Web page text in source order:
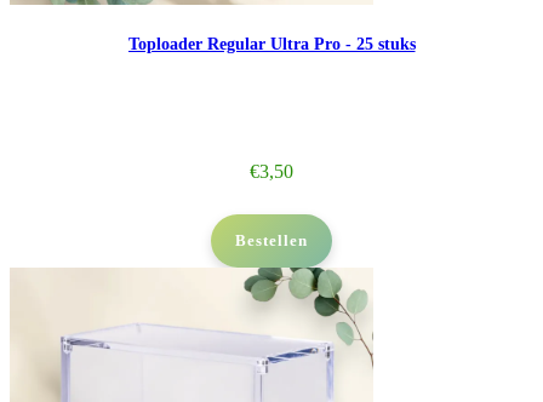
Toploader Regular Ultra Pro - 25 stuks
€3,50
Bestellen